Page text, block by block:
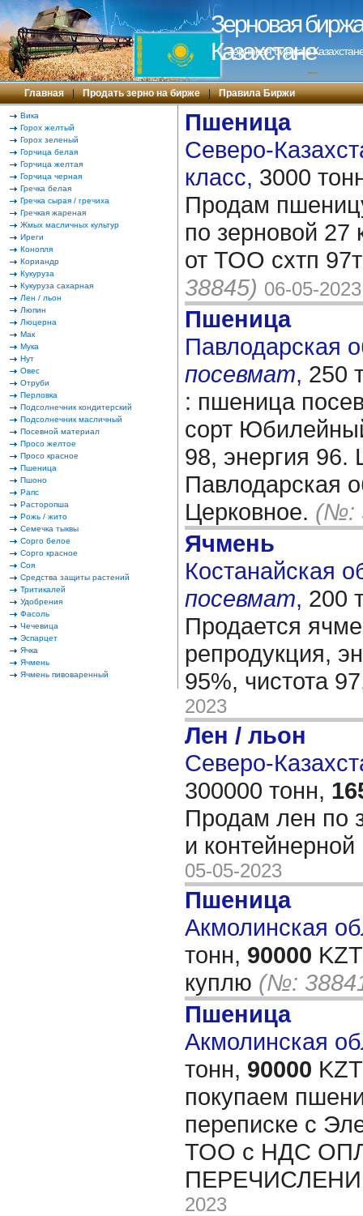
Зерновая
Казахстане
Зерновая биржа в
---
Главная | Продать зерно на бирже | Правила Биржи
Вика
Горох желтый
Горох зеленый
Горчица белая
Горчица желтая
Горчица черная
Гречка белая
Гречка сырая / гречиха
Гречкая жареная
Жмых масличных культур
Иреги
Конопля
Кориандр
Кукуруза
Кукуруза сахарная
Лен / льон
Люпин
Люцерна
Мак
Мука
Нут
Овес
Отруби
Перловка
Подсолнечник кондитерский
Подсолнечник масличный
Посевной материал
Просо желтое
Просо красное
Пшеница
Пшоно
Рапс
Расторопша
Рожь / жито
Семечка тыквы
Сорго белое
Сорго красное
Соя
Средства защиты растений
Тритикалей
Удобрения
Фасоль
Чечевица
Эспарцет
Ячка
Ячмень
Ячмень пивоваренный
Пшеница
Северо-
класс, 3000
Продам
по зерновой 27
от ТОО схтп
38845) 06-05-2023
Пшеница
Павлодарская
посевмат, 250
: пшеница
сорт
98, энергия 96.
Павлодарская
Церковное. (№:
Ячмень
Костанайская
посевмат, 200
Продается
репродукция,
95%, чистота
2023
Лен / льон
Северо-
300000 тонн,
Продам лен по
и
05-05-2023
Пшеница
Акмолинская
тонн, 90000
куплю (№:
Пшеница
Акмолинская
тонн, 90000
покупаем
переписке с
ТОО с НДС
2023